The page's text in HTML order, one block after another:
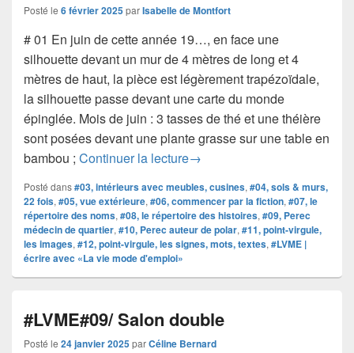
Posté le 6 février 2025parIsabelle de Montfort
# 01 En juin de cette année 19…, en face une
silhouette devant un mur de 4 mètres de long et 4
mètres de haut, la pièce est légèrement trapézoïdale,
la silhouette passe devant une carte du monde
épinglée. Mois de juin : 3 tasses de thé et une théière
sont posées devant une plante grasse sur une table en
bambou ; Continuer la lecture# LVME | 1 – 2 – 3 – 4 – 5 –
→
Posté dans#03, intérieurs avec meubles, cusines, #04, sols & murs,
22 fois, #05, vue extérieure, #06, commencer par la fiction, #07, le
répertoire des noms, #08, le répertoire des histoires, #09, Perec
médecin de quartier, #10, Perec auteur de polar, #11, point-virgule,
les images, #12, point-virgule, les signes, mots, textes, #LVME |
écrire avec «La vie mode d'emploi»
#LVME#09/ Salon double
Posté le 24 janvier 2025parCéline Bernard